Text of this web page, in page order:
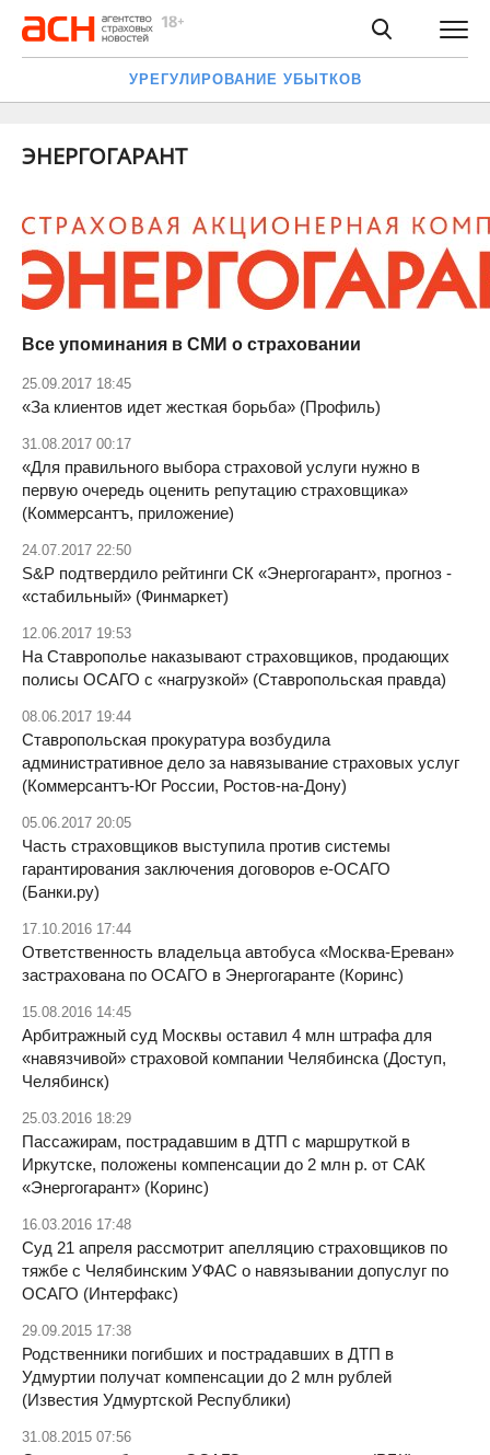
УРЕГУЛИРОВАНИЕ УБЫТКОВ
ЭНЕРГОГАРАНТ
Все упоминания в CМИ о страховании
25.09.2017 18:45
«За клиентов идет жесткая борьба» (Профиль)
31.08.2017 00:17
«Для правильного выбора страховой услуги нужно в
первую очередь оценить репутацию страховщика»
(Коммерсантъ, приложение)
24.07.2017 22:50
S&P подтвердило рейтинги СК «Энергогарант», прогноз -
«стабильный» (Финмаркет)
12.06.2017 19:53
На Ставрополье наказывают страховщиков, продающих
полисы ОСАГО с «нагрузкой» (Ставропольская правда)
08.06.2017 19:44
Ставропольская прокуратура возбудила
административное дело за навязывание страховых услуг
(Коммерсантъ-Юг России, Ростов-на-Дону)
05.06.2017 20:05
Часть страховщиков выступила против системы
гарантирования заключения договоров e-ОСАГО
(Банки.ру)
17.10.2016 17:44
Ответственность владельца автобуса «Москва-Ереван»
застрахована по ОСАГО в Энергогаранте (Коринс)
15.08.2016 14:45
Арбитражный суд Москвы оставил 4 млн штрафа для
«навязчивой» страховой компании Челябинска (Доступ,
Челябинск)
25.03.2016 18:29
Пассажирам, пострадавшим в ДТП с маршруткой в
Иркутске, положены компенсации до 2 млн р. от САК
«Энергогарант» (Коринс)
16.03.2016 17:48
Суд 21 апреля рассмотрит апелляцию страховщиков по
тяжбе с Челябинским УФАС о навязывании допуслуг по
ОСАГО (Интерфакс)
29.09.2015 17:38
Родственники погибших и пострадавших в ДТП в
Удмуртии получат компенсации до 2 млн рублей
(Известия Удмуртской Республики)
31.08.2015 07:56